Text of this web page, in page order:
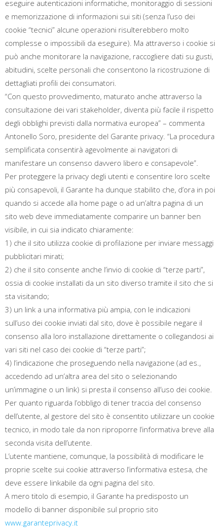
eseguire autenticazioni informatiche, monitoraggio di sessioni
e memorizzazione di informazioni sui siti (senza l’uso dei
cookie “tecnici” alcune operazioni risulterebbero molto
complesse o impossibili da eseguire). Ma attraverso i cookie si
può anche monitorare la navigazione, raccogliere dati su gusti,
abitudini, scelte personali che consentono la ricostruzione di
dettagliati profili dei consumatori.
“Con questo provvedimento, maturato anche attraverso la
consultazione dei vari stakeholder, diventa più facile il rispetto
degli obblighi previsti dalla normativa europea” – commenta
Antonello Soro, presidente del Garante privacy. “La procedura
semplificata consentirà agevolmente ai navigatori di
manifestare un consenso davvero libero e consapevole”.
Per proteggere la privacy degli utenti e consentire loro scelte
più consapevoli, il Garante ha dunque stabilito che, d’ora in poi
quando si accede alla home page o ad un’altra pagina di un
sito web deve immediatamente comparire un banner ben
visibile, in cui sia indicato chiaramente:
1) che il sito utilizza cookie di profilazione per inviare messaggi
pubblicitari mirati;
2) che il sito consente anche l’invio di cookie di “terze parti”,
ossia di cookie installati da un sito diverso tramite il sito che si
sta visitando;
3) un link a una informativa più ampia, con le indicazioni
sull’uso dei cookie inviati dal sito, dove è possibile negare il
consenso alla loro installazione direttamente o collegandosi ai
vari siti nel caso dei cookie di “terze parti”;
4) l’indicazione che proseguendo nella navigazione (ad es.,
accedendo ad un’altra area del sito o selezionando
un’immagine o un link) si presta il consenso all’uso dei cookie.
Per quanto riguarda l’obbligo di tener traccia del consenso
dell’utente, al gestore del sito è consentito utilizzare un cookie
tecnico, in modo tale da non riproporre l’informativa breve alla
seconda visita dell’utente.
L’utente mantiene, comunque, la possibilità di modificare le
proprie scelte sui cookie attraverso l’informativa estesa, che
deve essere linkabile da ogni pagina del sito.
A mero titolo di esempio, il Garante ha predisposto un
modello di banner disponibile sul proprio sito
www.garanteprivacy.it